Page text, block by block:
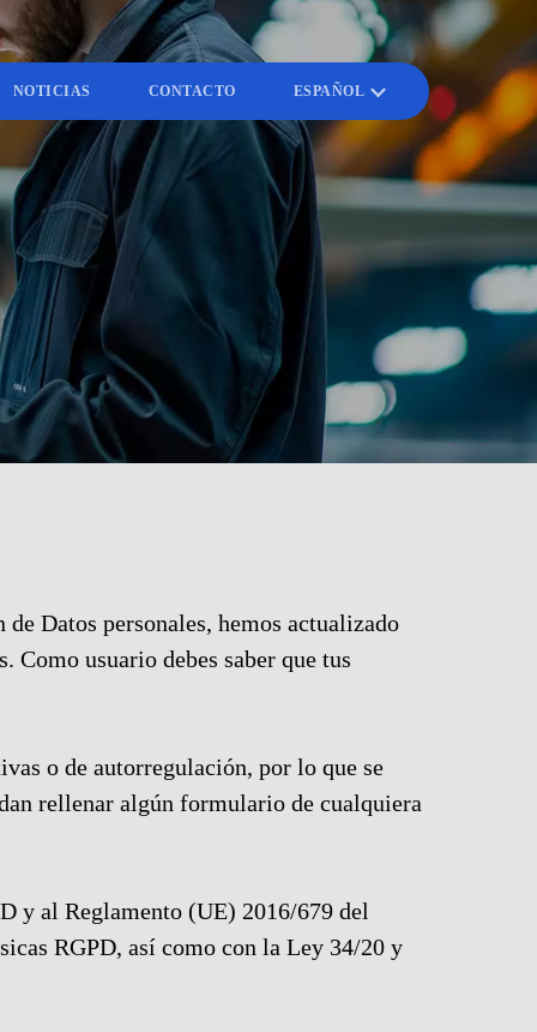
NOTICIAS CONTACTO ESPAÑOL
Datos personales, hemos actualizado
Como usuario debes saber que tus
o de autorregulación, por lo que se
rellenar algún formulario de cualquiera
y al Reglamento (UE) 2016/679 del
RGPD, así como con la Ley 34/20 y